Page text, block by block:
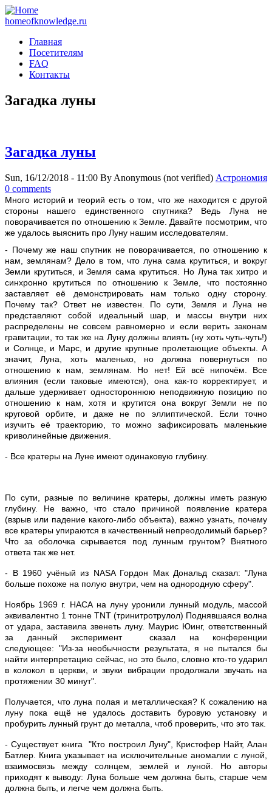
homeofknowledge.ru
Главная
Посетителям
FAQ
Контакты
Загадка луны
Загадка луны
Sun, 16/12/2018 - 11:00 By Anonymous (not verified) Астрономия
0 comments
Много историй и теорий есть о том, что же находится с другой
стороны нашего единственного спутника? Ведь Луна не
поворачивается по отношению к Земле. Давайте посмотрим, что
же удалось выяснить про Луну нашим исследователям.
- Почему же наш спутник не поворачивается, по отношению к
нам, землянам? Дело в том, что луна сама крутиться, и вокруг
Земли крутиться, и Земля сама крутиться. Но Луна так хитро и
синхронно крутиться по отношению к Земле, что постоянно
заставляет её демонстрировать нам только одну сторону.
Почему так? Ответ не известен. По сути, Земля и Луна не
представляют собой идеальный шар, и массы внутри них
распределены не совсем равномерно и если верить законам
гравитации, то так же на Луну должны влиять (ну хоть чуть-чуть!)
и Солнце, и Марс, и другие крупные пролетающие объекты. А
значит, Луна, хоть маленько, но должна повернуться по
отношению к нам, землянам. Но нет! Ей всё нипочём. Все
влияния (если таковые имеются), она как-то корректирует, и
дальше удерживает одностороннюю неподвижную позицию по
отношению к нам, хотя и крутится она вокруг Земли не по
круговой орбите, и даже не по эллиптической. Если точно
изучить её траекторию, то можно зафиксировать маленькие
криволинейные движения.
- Все кратеры на Луне имеют одинаковую глубину.
По сути, разные по величине кратеры, должны иметь разную
глубину. Не важно, что стало причиной появление кратера
(взрыв или падение какого-либо объекта), важно узнать, почему
все кратеры упираются в качественный непреодолимый барьер?
Что за оболочка скрывается под лунным грунтом? Внятного
ответа так же нет.
- В 1960 учёный из NASA Гордон Мак Дональд сказал: "Луна
больше похоже на полую внутри, чем на однородную сферу".
Ноябрь 1969 г. НАСА на луну уронили лунный модуль, массой
эквивалентно 1 тонне TNT (тринитротрулол) Поднявшаяся волна
от удара, заставила звенеть луну. Маурис Юинг, ответственный
за данный эксперимент сказал на конференции
следующее: "Из-за необычности результата, я не пытался бы
найти интерпретацию сейчас, но это было, словно кто-то ударил
в колокол в церкви, и звуки вибрации продолжали звучать на
протяжении 30 минут".
Получается, что луна полая и металлическая? К сожалению на
луну пока ещё не удалось доставить буровую установку и
пробурить лунный грунт до металла, чтоб проверить, что это так.
- Существует книга "Кто построил Луну", Кристофер Найт, Алан
Батлер. Книга указывает на исключительные аномалии с луной,
взаимосвязь между солнцем, землей и луной. Но авторы
приходят к выводу: Луна больше чем должна быть, старше чем
должна быть, и легче чем должна быть.